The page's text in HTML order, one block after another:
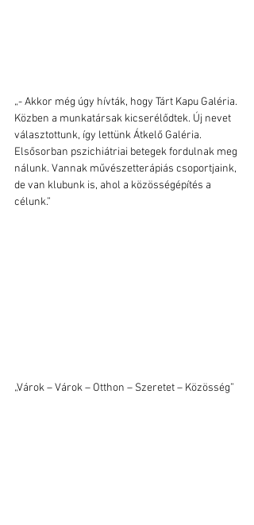
„- Akkor még úgy hívták, hogy Tárt Kapu Galéria.
Közben a munkatársak kicserélődtek. Új nevet
választottunk, így lettünk Átkelő Galéria.
Elsősorban pszichiátriai betegek fordulnak meg
nálunk. Vannak művészetterápiás csoportjaink,
de van klubunk is, ahol a közösségépítés a
célunk.”
„Várok – Várok – Otthon – Szeretet – Közösség”